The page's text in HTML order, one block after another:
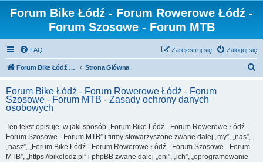
Forum Bike Łódź - Forum Rowerowe Łódź -
Forum Szosowe - Forum MTB
FAQ Zaloguj się
Zarejestruj się
Forum Bike Łódź - Forum Rowerowe Łódź - Forum Szosowe - Forum MTB Strona Główna
Forum Bike Łódź - Forum Rowerowe Łódź - Forum
Szosowe - Forum MTB - Zasady ochrony danych
osobowych
Ten tekst opisuje, w jaki sposób „Forum Bike Łódź - Forum Rowerowe Łódź -
Forum Szosowe - Forum MTB” i firmy stowarzyszone zwane dalej „my”, „nas”,
„nasz”, „Forum Bike Łódź - Forum Rowerowe Łódź - Forum Szosowe - Forum
MTB”, „https://bikelodz.pl” i phpBB zwane dalej „oni”, „ich”, „oprogramowanie